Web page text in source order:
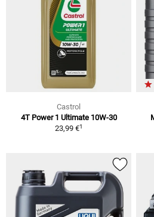
Castrol
4T Power 1 Ultimate 10W-30
23,99 €1